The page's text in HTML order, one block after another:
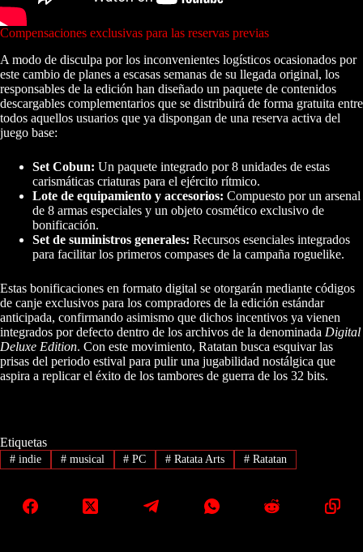
Compensaciones exclusivas para las reservas previas
A modo de disculpa por los inconvenientes logísticos ocasionados por
este cambio de planes a escasas semanas de su llegada original, los
responsables de la edición han diseñado un paquete de contenidos
descargables complementarios que se distribuirá de forma gratuita entre
todos aquellos usuarios que ya dispongan de una reserva activa del
juego base:
Set Cobun: Un paquete integrado por 8 unidades de estas
carismáticas criaturas para el ejército rítmico.
Lote de equipamiento y accesorios: Compuesto por un arsenal
de 8 armas especiales y un objeto cosmético exclusivo de
bonificación.
Set de suministros generales: Recursos esenciales integrados
para facilitar los primeros compases de la campaña roguelike.
Estas bonificaciones en formato digital se otorgarán mediante códigos
de canje exclusivos para los compradores de la edición estándar
anticipada, confirmando asimismo que dichos incentivos ya vienen
integrados por defecto dentro de los archivos de la denominada Digital
Deluxe Edition. Con este movimiento, Ratatan busca esquivar las
prisas del periodo estival para pulir una jugabilidad nostálgica que
aspira a replicar el éxito de los tambores de guerra de los 32 bits.
Etiquetas
#indie #musical # PC # Ratata Arts # Ratatan